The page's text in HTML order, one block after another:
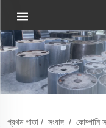
প্রথম পাতা / সংবাদ / কোম্পানি